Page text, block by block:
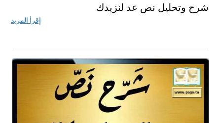
شرح وتحليل نص عد لنزيدك
إقرأ المزيد